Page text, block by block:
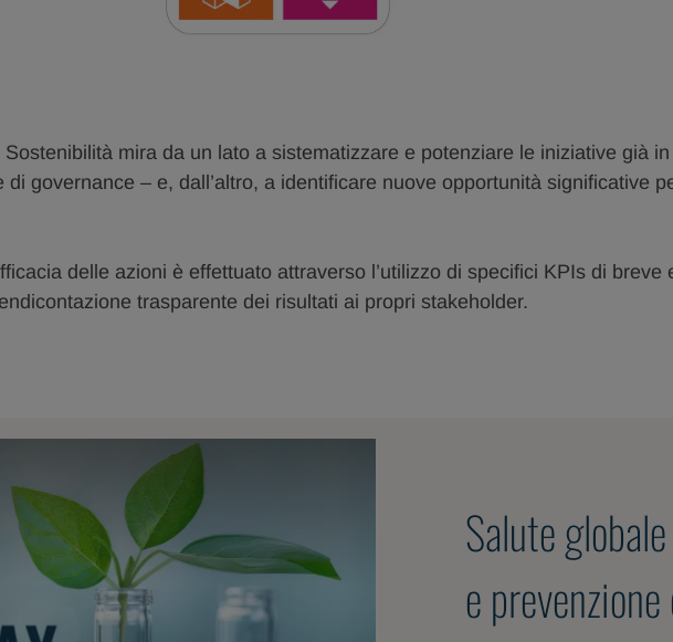
mira da un lato a sistematizzare e potenziare le iniziative già
di governance – e, dall’altro, a identificare nuove opportunità significative
delle azioni è effettuato attraverso l’utilizzo di specifici KPIs di
trasparente dei risultati ai propri stakeholder.
Salute
e prevenzione